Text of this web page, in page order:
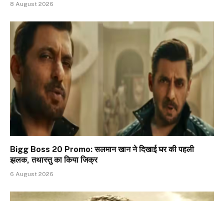
8 August 2026
Bigg Boss 20 Promo: सलमान खान ने दिखाई घर की पहली
झलक, तथास्तु का किया जिक्र
6 August 2026